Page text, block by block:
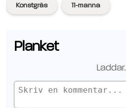
Konstgräs 11-manna
Planket
Laddar.